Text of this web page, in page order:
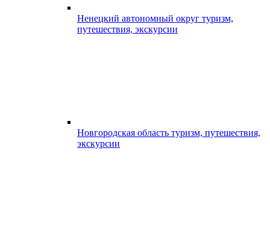
Ненецкий автономный округ туризм,
путешествия, экскурсии
Новгородская область туризм, путешествия,
экскурсии